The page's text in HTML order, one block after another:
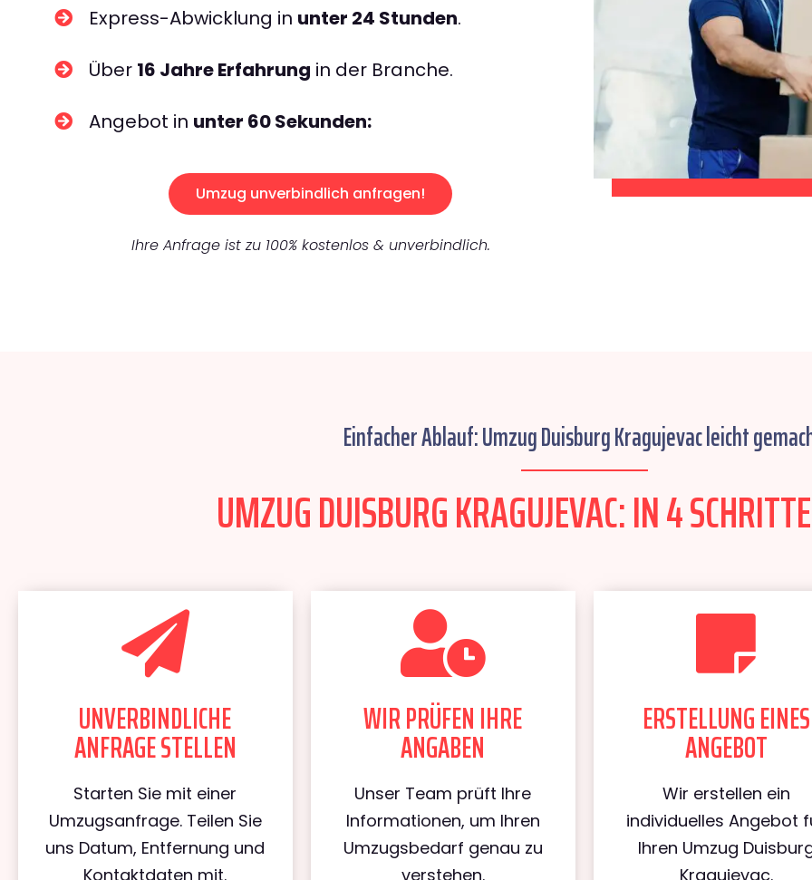
Express-Abwicklung in unter 24 Stunden.
Über 16 Jahre Erfahrung in der Branche.
Angebot in unter 60 Sekunden:
Umzug unverbindlich anfragen!
Ihre Anfrage ist zu 100% kostenlos & unverbindlich.
Einfacher Ablauf: Umzug Duisburg Kragujevac leicht
UMZUG DUISBURG KRAGUJEVAC: IN 4
UNVERBINDLICHE
ANFRAGE STELLEN
Starten Sie mit einer
Umzugsanfrage. Teilen Sie
uns Datum, Entfernung und
Kontaktdaten mit.
WIR PRÜFEN IHRE
ANGABEN
Unser Team prüft Ihre
Informationen, um Ihren
Umzugsbedarf genau zu
verstehen.
ERSTELLUNG EINES
ANGEBOT
Wir erstellen ein
individuelles Angebot
Ihren Umzug
Kragujevac.